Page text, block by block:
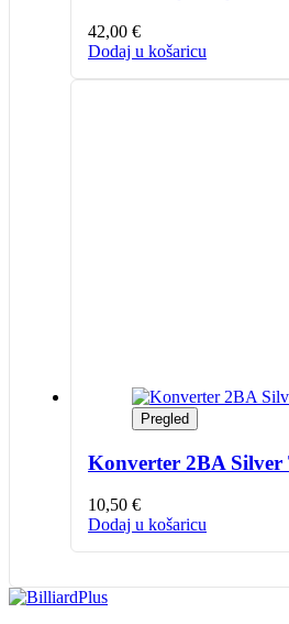
42,00 €
Dodaj u košaricu
Pregled
Konverter 2BA Silver
10,50 €
Dodaj u košaricu